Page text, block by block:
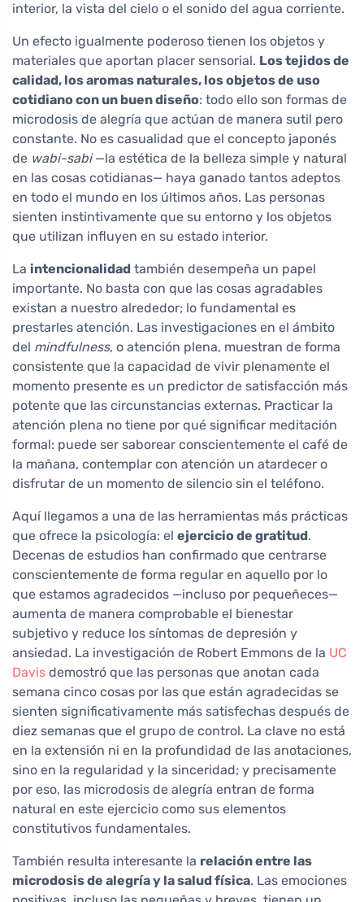
interior, la vista del cielo o el sonido del agua corriente.
Un efecto igualmente poderoso tienen los objetos y
materiales que aportan placer sensorial. Los tejidos de
calidad, los aromas naturales, los objetos de uso
cotidiano con un buen diseño: todo ello son formas de
microdosis de alegría que actúan de manera sutil pero
constante. No es casualidad que el concepto japonés
de wabi-sabi—la estética de la belleza simple y natural
en las cosas cotidianas— haya ganado tantos adeptos
en todo el mundo en los últimos años. Las personas
sienten instintivamente que su entorno y los objetos
que utilizan influyen en su estado interior.
La intencionalidad también desempeña un papel
importante. No basta con que las cosas agradables
existan a nuestro alrededor; lo fundamental es
prestarles atención. Las investigaciones en el ámbito
del mindfulness, o atención plena, muestran de forma
consistente que la capacidad de vivir plenamente el
momento presente es un predictor de satisfacción más
potente que las circunstancias externas. Practicar la
atención plena no tiene por qué significar meditación
formal: puede ser saborear conscientemente el café de
la mañana, contemplar con atención un atardecer o
disfrutar de un momento de silencio sin el teléfono.
Aquí llegamos a una de las herramientas más prácticas
que ofrece la psicología: el ejercicio de gratitud.
Decenas de estudios han confirmado que centrarse
conscientemente de forma regular en aquello por lo
que estamos agradecidos —incluso por pequeñeces—
aumenta de manera comprobable el bienestar
subjetivo y reduce los síntomas de depresión y
ansiedad. La investigación de Robert Emmons de la UC
Davis demostró que las personas que anotan cada
semana cinco cosas por las que están agradecidas se
sienten significativamente más satisfechas después de
diez semanas que el grupo de control. La clave no está
en la extensión ni en la profundidad de las anotaciones,
sino en la regularidad y la sinceridad; y precisamente
por eso, las microdosis de alegría entran de forma
natural en este ejercicio como sus elementos
constitutivos fundamentales.
También resulta interesante la relación entre las
microdosis de alegría y la salud física. Las emociones